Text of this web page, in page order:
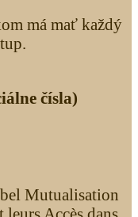
má mať každý
čísla)
Mutualisation